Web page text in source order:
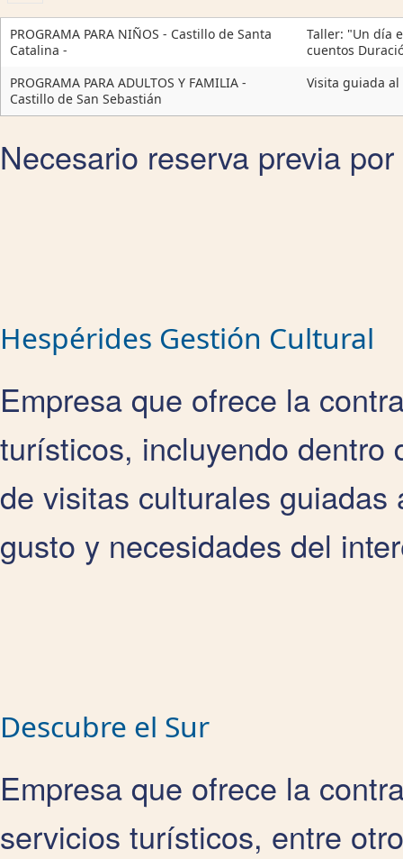
PROGRAMA PARA NIÑOS - Castillo de Santa
Catalina -
Taller: "Un día
cuentos
PROGRAMA PARA ADULTOS Y FAMILIA -
Castillo de San Sebastián
Visita guiada al
Necesario reserva previa
Hespérides Gestión Cultural
Empresa que ofrece la
turísticos, incluyendo dentro
de visitas culturales
gusto y necesidades del
Descubre el Sur
Empresa que ofrece la
servicios turísticos, entre